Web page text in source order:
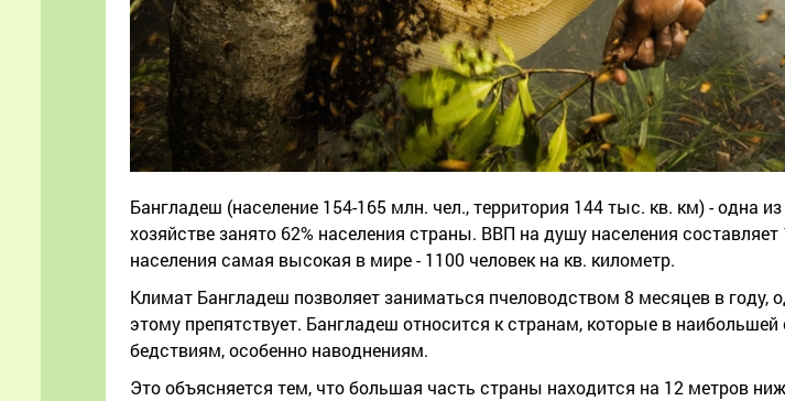
Бангладеш (население 154-165 млн. чел., территория 144 тыс. кв. км) - одна
хозяйстве занято 62% населения страны. ВВП на душу населения
населения самая высокая в мире - 1100 человек на кв. километр.
Климат Бангладеш позволяет заниматься пчеловодством 8 месяцев в году,
этому препятствует. Бангладеш относится к странам, которые в
бедствиям, особенно наводнениям.
Это объясняется тем, что большая часть страны находится на 12 метров